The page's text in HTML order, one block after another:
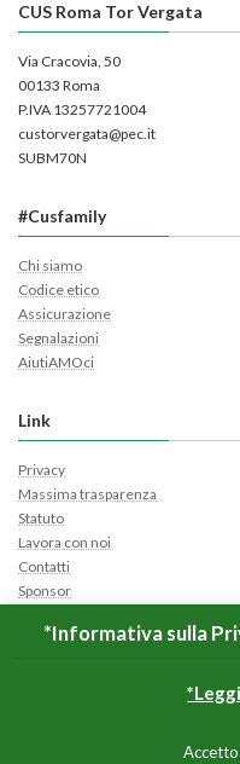
CUS Roma Tor Vergata
Via Cracovia, 50
00133 Roma
P.IVA 13257721004
custorvergata@pec.it
SUBM70N
#Cusfamily
Chi siamo
Codice etico
Assicurazione
Segnalazioni
AiutiAMOci
Link
Privacy
Massima trasparenza
Statuto
Lavora con noi
Contatti
Sponsor
Apri Ticket
WordPress&
*Informativa sulla
Accetto